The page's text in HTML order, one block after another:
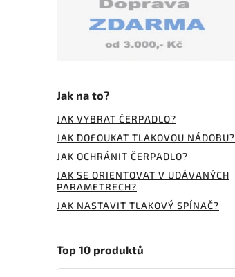
Jak na to?
JAK VYBRAT ČERPADLO?
JAK DOFOUKAT TLAKOVOU NÁDOBU?
JAK OCHRÁNIT ČERPADLO?
JAK SE ORIENTOVAT V UDÁVANÝCH
PARAMETRECH?
JAK NASTAVIT TLAKOVÝ SPÍNAČ?
Top 10 produktů